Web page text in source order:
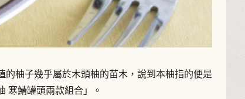
柚子幾乎屬於木頭柚的苗木，說到本柚指的便是
寒鯖罐頭兩款組合」。